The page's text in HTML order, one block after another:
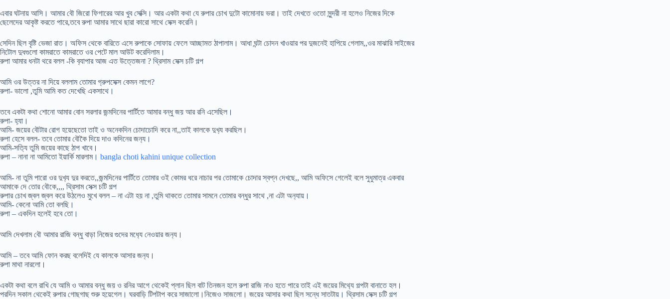
এবার ঘটনায় আসি। আমার বৌ জিরো ফিগারের আর খুব সেক্সি। আর একটা কথা যে রুপার চোখ দুটো কামোনায় ভরা। তাই দেখতে ওতো সুন্দরী না হলেও নিজের দিকে
ছেলেদের আকৃষ্ট করতে পারে,তবে রুপা আমার সাথে ছারা কারো সাথে সেক্স করেনি।
সেদিন ছিল বৃষ্টি ভেজা রাত। অফিস থেকে বারিতে এসে রুপাকে সোফায় ফেলে আচ্ছামত ঠাপালাম। আধা ঘন্টা চোদন খাওয়ার পর দুজনেই হাপিয়ে গেলাম,,ওর মাঝারি সাইজের
নিটোল দুধগুলো কামরাতে কামরাতে ওর পেটে মাল আউট করেদিলাম।
রুপা আমার ধনটা থরে বলল -কি ব‍্যাপার আজ এত উত্তেজনা ? থ্রিসাম সেক্স চটি গল্প
আমি ওর উত্তর না দিয়ে বললাম তোমার গ‍‌্রুপসেক্স কেমন লাগে?
রুপা- ভালো ,তুমি আমি কত দেখেছি একসাথে।
তবে একটা কথা শোনো আমার বোন সরলার জন্মদিনের পার্টিতে আমার বন্ধু জয় আর রনি এসেছিল।
রুপা- হ‍্যা।
আমি- জয়ের বৌটার রোগ হয়েছেতো তাই ও অনেকদিন চোদাচোদি করে না,,তাই কালকে দুখ‍্য করছিল।
রুপা হেসে বলল- তবে তোমার বৌকৈ দিয়ে দাও কদিনের জন‍্য।
আমি-সত‍্যি তুমি জয়ের কাছে ঠাপ খাবে।
রুপা – নানা না আমিতো ইয়ার্কি মারলাম। bangla choti kahini unique collection
আমি- না তুমি পারো ওর দুখ‍্য দুর করতে,,জন্মদিনের পার্টিতে তোমার ওই কোমর ধরে নাচার পর তোমাকে চোদার স্বপ্ন দেখছে,, আমি অফিসে গেলেই বলে সুধুমাত্র একবার
আমাকে দে তোর বৌকে,,,, থ্রিসাম সেক্স চটি গল্প
রুপার চোখ জ্বল জ্বল করে উঠলেও মুখে বলল – না এটা হয় না ,তুমি থাকতে তোমার সামনে তোমার বন্ধুর সাথে ,না এটা অন‍্যায়।
আমি- কেনো আমি তো বলছি।
রুপা – একদিন হলেই হবে তো।
আমি দেখলাম বৌ আমার রাজি বন্ধু বাড়া নিজের গুদের মধ‍্যে নেওয়ার জন‍্য।
আমি – তবে আমি ফোন করছ বলেদিই যে কালকে আসার জন‍্য।
রুপা মাথা নারলো।
একটা কথা বলে রাখি যে আমি ও আমার বন্ধু জয় ও রনির আগে থেকেই প্লান ছিল বাট তিনজন হলে রুপা রাজি নাও হতে পারে তাই এই জয়ের মিথ‍্যে গল্পটা বানাতে হল।
পরদিন সকাল থেকেই রুপার গোছগাছ শুরু হয়েগেল। ঘরবাড়ি টিপটাপ করে সাজালো।নিজেও সাজলো। জয়ের আসার কথা ছিল সন্ধে সাতটায়। থ্রিসাম সেক্স চটি গল্প